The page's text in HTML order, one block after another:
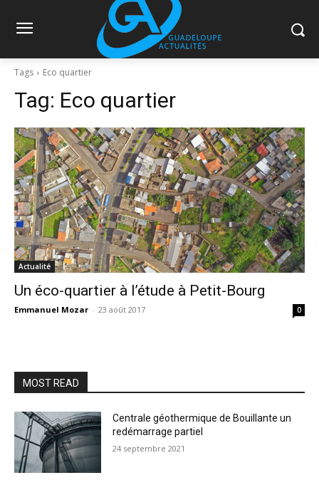
Tags Eco quartier
Tag: Eco quartier
Actualité
Un éco-quartier à l’étude à Petit-Bourg
Emmanuel Mozar - 23 août 2017 0
MOST READ
Centrale géothermique de Bouillante un
redémarrage partiel
24 septembre 2021